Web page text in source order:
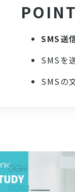
POINT
SMS送
SMSを
SMSの